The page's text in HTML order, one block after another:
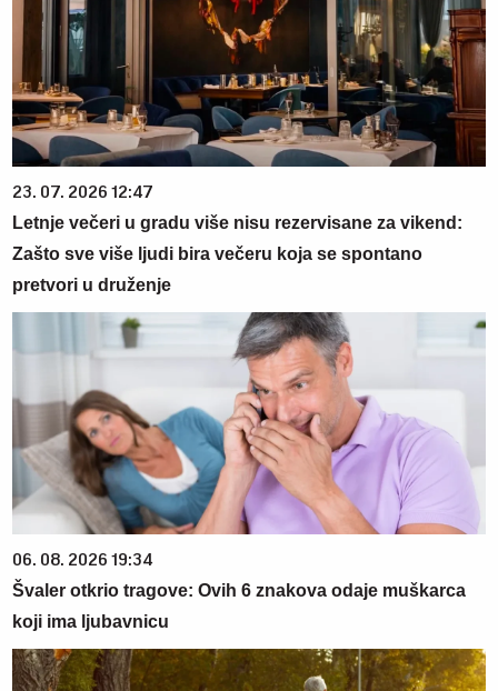
23. 07. 2026 12:47
Letnje večeri u gradu više nisu rezervisane za vikend:
Zašto sve više ljudi bira večeru koja se spontano
pretvori u druženje
06. 08. 2026 19:34
Švaler otkrio tragove: Ovih 6 znakova odaje muškarca
koji ima ljubavnicu